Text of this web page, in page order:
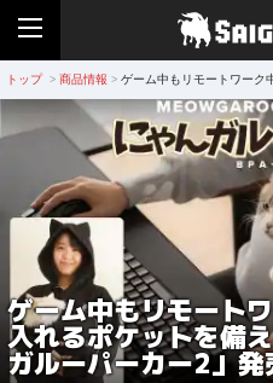
トップ > 商品情報 > ゲーム中もリモートワーク
ゲーム中もリモート
入れるポケットを備
ガルーパーカー2」発